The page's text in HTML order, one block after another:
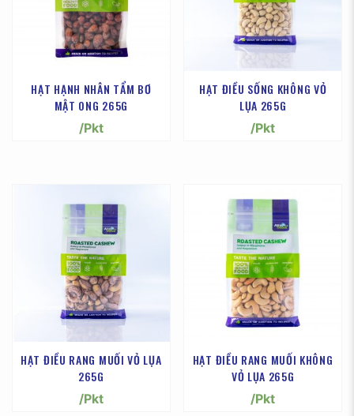
HẠT HẠNH NHÂN TẨM BƠ
MẬT ONG 265G
/Pkt
HẠT ĐIỀU SỐNG KHÔNG VỎ
LỤA 265G
/Pkt
HẠT ĐIỀU RANG MUỐI VỎ LỤA
265G
/Pkt
HẠT ĐIỀU RANG MUỐI KHÔNG
VỎ LỤA 265G
/Pkt